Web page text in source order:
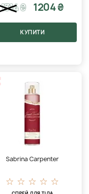
1314₴ 1204 ₴
КУПИТИ
Sabrina Carpenter